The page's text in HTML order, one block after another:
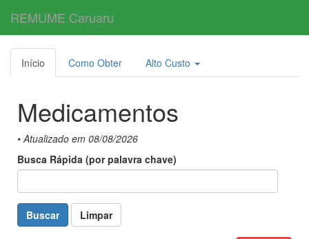
REMUME Caruaru
Início Como Obter Alto Custo
Medicamentos
• Atualizado em 08/08/2026
Busca Rápida (por palavra chave)
Buscar Limpar